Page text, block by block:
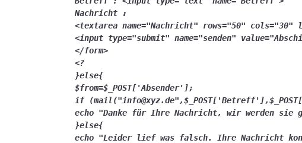
Nachricht :
<textarea name="Nachricht" rows="50" cols="30"
<input type="submit" name="senden"
</form>
<?
}else{
$from=$_POST['Absender'];
if
echo "Danke für Ihre Nachricht, wir werden
}else{
echo "Leider lief was falsch. Ihre Nachricht